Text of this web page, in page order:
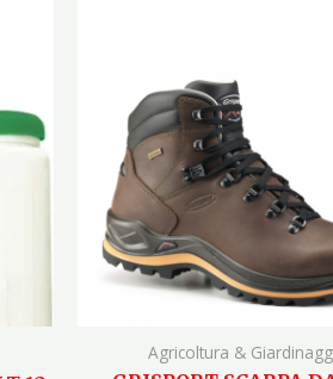
Agricoltura &
del